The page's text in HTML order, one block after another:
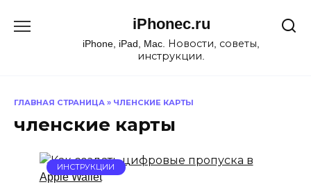
iPhonec.ru
iPhone, iPad, Mac. Новости, советы,
инструкции.
ГЛАВНАЯ СТРАНИЦА » ЧЛЕНСКИЕ КАРТЫ
членские карты
ИНСТРУКЦИИ